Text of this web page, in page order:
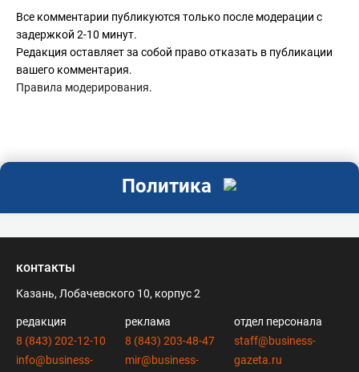
Все комментарии публикуются только после модерации с
задержкой 2-10 минут.
Редакция оставляет за собой право отказать в публикации
вашего комментария.
Правила модерирования.
Политика
контакты
Казань, Лобачевского 10, корпус 2
редакция
8 (843) 202-12-10
info@business-
реклама
8 (843) 203-48-47
mir@business-
отдел персонала
staff@business-
gazeta.ru